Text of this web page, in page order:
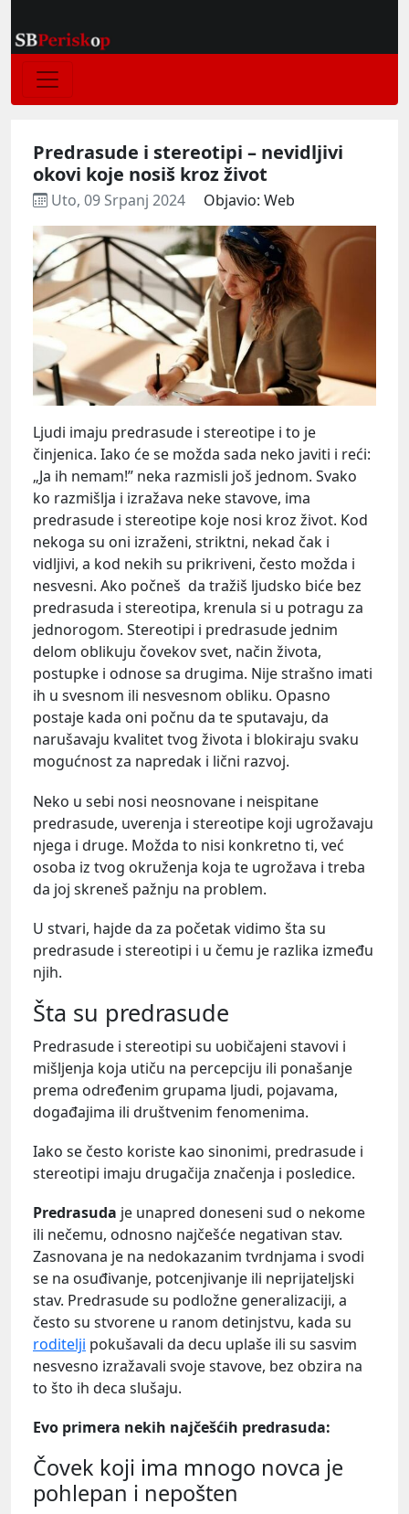
Predrasude i stereotipi – nevidljivi
okovi koje nosiš kroz život
Uto, 09 Srpanj 2024 Objavio: Web
Ljudi imaju predrasude i stereotipe i to je
činjenica. Iako će se možda sada neko javiti i reći:
„Ja ih nemam!” neka razmisli još jednom. Svako
ko razmišlja i izražava neke stavove, ima
predrasude i stereotipe koje nosi kroz život. Kod
nekoga su oni izraženi, striktni, nekad čak i
vidljivi, a kod nekih su prikriveni, često možda i
nesvesni. Ako počneš da tražiš ljudsko biće bez
predrasuda i stereotipa, krenula si u potragu za
jednorogom. Stereotipi i predrasude jednim
delom oblikuju čovekov svet, način života,
postupke i odnose sa drugima. Nije strašno imati
ih u svesnom ili nesvesnom obliku. Opasno
postaje kada oni počnu da te sputavaju, da
narušavaju kvalitet tvog života i blokiraju svaku
mogućnost za napredak i lični razvoj.
Neko u sebi nosi neosnovane i neispitane
predrasude, uverenja i stereotipe koji ugrožavaju
njega i druge. Možda to nisi konkretno ti, već
osoba iz tvog okruženja koja te ugrožava i treba
da joj skreneš pažnju na problem.
U stvari, hajde da za početak vidimo šta su
predrasude i stereotipi i u čemu je razlika između
njih.
Šta su predrasude
Predrasude i stereotipi su uobičajeni stavovi i
mišljenja koja utiču na percepciju ili ponašanje
prema određenim grupama ljudi, pojavama,
događajima ili društvenim fenomenima.
Iako se često koriste kao sinonimi, predrasude i
stereotipi imaju drugačija značenja i posledice.
Predrasuda je unapred doneseni sud o nekome
ili nečemu, odnosno najčešće negativan stav.
Zasnovana je na nedokazanim tvrdnjama i svodi
se na osuđivanje, potcenjivanje ili neprijateljski
stav. Predrasude su podložne generalizaciji, a
često su stvorene u ranom detinjstvu, kada su
roditelji pokušavali da decu uplaše ili su sasvim
nesvesno izražavali svoje stavove, bez obzira na
to što ih deca slušaju.
Evo primera nekih najčešćih predrasuda:
Čovek koji ima mnogo novca je
pohlepan i nepošten